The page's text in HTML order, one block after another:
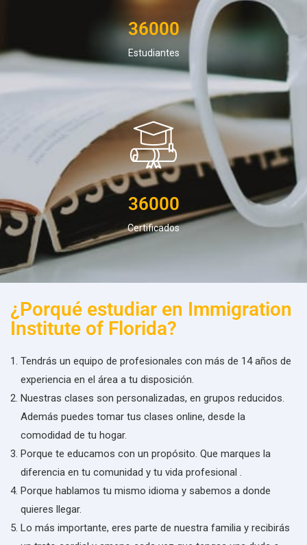
36000
Estudiantes
36000
Certificados
¿Porqué estudiar en Immigration
Institute of Florida?
Tendrás un equipo de profesionales con más de 14 años de
experiencia en el área a tu disposición.
Nuestras clases son personalizadas, en grupos reducidos.
Además puedes tomar tus clases online, desde la
comodidad de tu hogar.
Porque te educamos con un propósito. Que marques la
diferencia en tu comunidad y tu vida profesional .
Porque hablamos tu mismo idioma y sabemos a donde
quieres llegar.
Lo más importante, eres parte de nuestra familia y recibirás